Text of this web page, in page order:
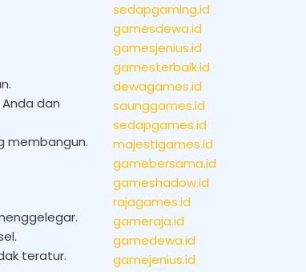
dan
membangun.
teratur.
sedapgaming.id
gamesdewa.id
gamesjenius.id
gamesterbaik.id
dewagames.id
saunggames.id
sedapgames.id
majestigames.id
gamebersama.id
gameshadow.id
rajagames.id
gameraja.id
gamedewa.id
gamejenius.id